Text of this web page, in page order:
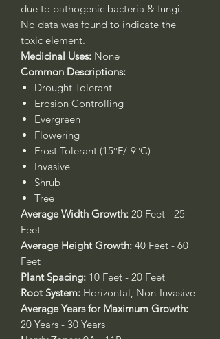
due to pathogenic bacteria & fungi.
No data was found to indicate the
toxic element.
Medicinal Uses: None
Common Descriptions:
Drought Tolerant
Erosion Controlling
Evergreen
Flowering
Frost Tolerant (15°F/-9°C)
Invasive
Shrub
Tree
Average Width Growth: 20 Feet - 25
Feet
Average Height Growth: 40 Feet - 60
Feet
Plant Spacing: 10 Feet - 20 Feet
Root System: Horizontal, Non-Invasive
Average Years for Maximum Growth:
20 Years - 30 Years